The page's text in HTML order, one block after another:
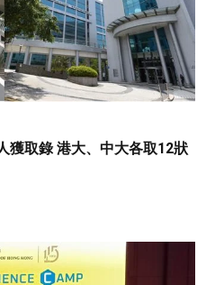
獲取錄 港大、中大各取12狀